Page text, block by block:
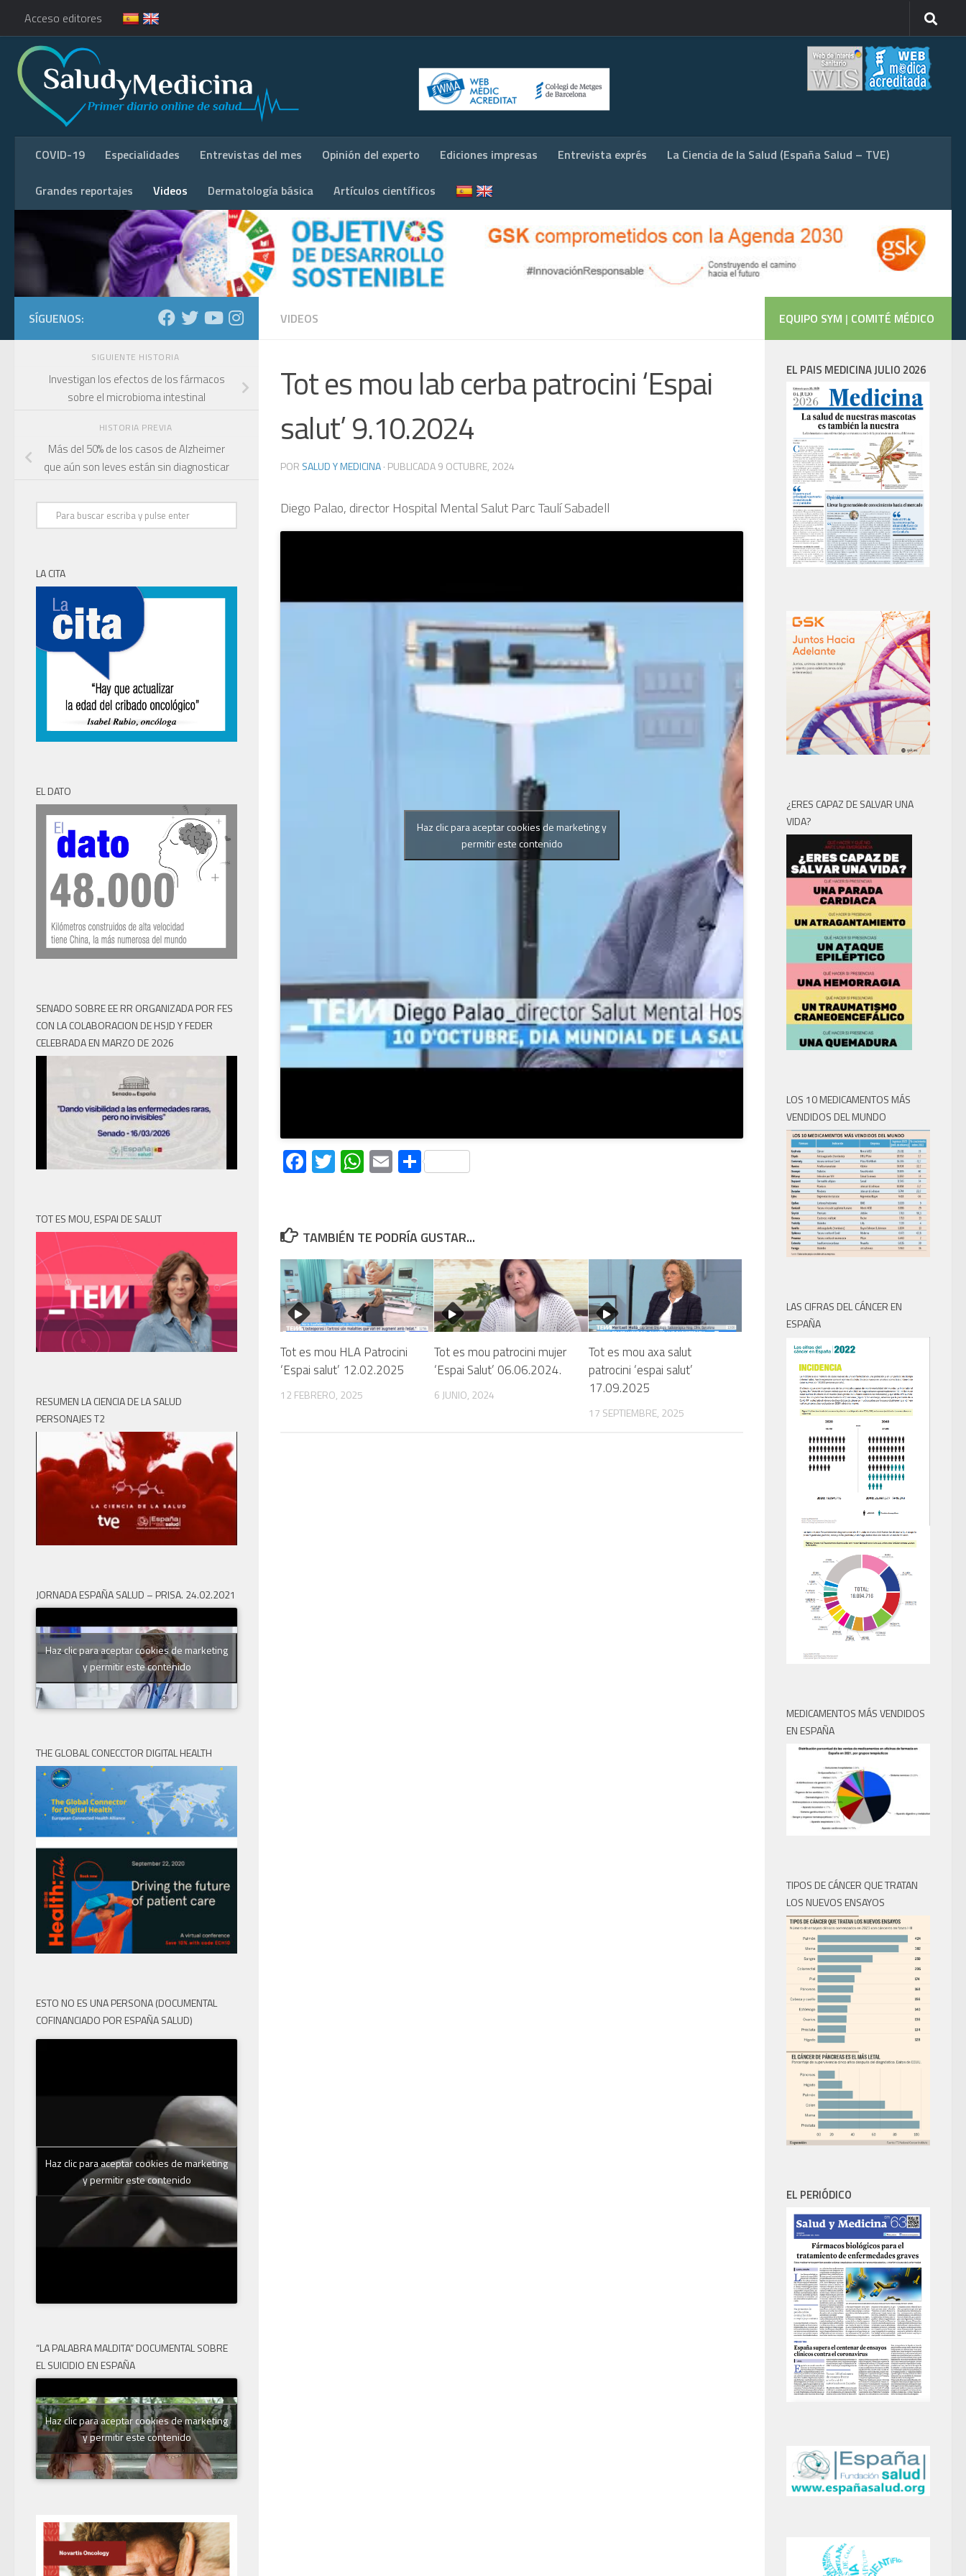
Acceso editores
COVID-19 Especialidades Entrevistas del mes Opinión del experto Ediciones impresas Entrevista exprés La Ciencia de la Salud (España Salud – TVE)
Grandes reportajes Videos Dermatología básica Artículos científicos
VIDEOS
Tot es mou lab cerba patrocini ‘Espai
salut’ 9.10.2024
POR SALUD Y MEDICINA· PUBLICADA9 OCTUBRE, 2024
Diego Palao, director Hospital Mental Salut Parc Taulí Sabadell
Haz clic para aceptar cookies de marketing y
permitir este contenido
Facebook
Twitter
WhatsApp
EmailCompartir
TAMBIÉN TE PODRÍA GUSTAR...
Tot es mou HLA Patrocini
‘Espai salut’ 12.02.2025
12 FEBRERO, 2025
Tot es mou patrocini mujer
‘Espai Salut’ 06.06.2024.
6 JUNIO, 2024
Tot es mou axa salut
patrocini ‘espai salut’
17.09.2025
17 SEPTIEMBRE, 2025
SÍGUENOS:
SIGUIENTE HISTORIA
Investigan los efectos de los fármacos
sobre el microbioma intestinal
HISTORIA PREVIA
Más del 50% de los casos de Alzheimer
que aún son leves están sin diagnosticar
LA CITA
EL DATO
SENADO SOBRE EE RR ORGANIZADA POR FES
CON LA COLABORACION DE HSJD Y FEDER
CELEBRADA EN MARZO DE 2026
TOT ES MOU, ESPAI DE SALUT
RESUMEN LA CIENCIA DE LA SALUD
PERSONAJES T2
JORNADA ESPAÑA SALUD – PRISA. 24.02.2021
Haz clic para aceptar cookies de marketing
y permitir este contenido
THE GLOBAL CONECCTOR DIGITAL HEALTH
ESTO NO ES UNA PERSONA (DOCUMENTAL
COFINANCIADO POR ESPAÑA SALUD)
Haz clic para aceptar cookies de marketing
y permitir este contenido
“LA PALABRA MALDITA” DOCUMENTAL SOBRE
EL SUICIDIO EN ESPAÑA
Haz clic para aceptar cookies de marketing
y permitir este contenido
EQUIPO SYM | COMITÉ MÉDICO
EL PAIS MEDICINA JULIO 2026
¿ERES CAPAZ DE SALVAR UNA
VIDA?
LOS 10 MEDICAMENTOS MÁS
VENDIDOS DEL MUNDO
LAS CIFRAS DEL CÁNCER EN
ESPAÑA
MEDICAMENTOS MÁS VENDIDOS
EN ESPAÑA
TIPOS DE CÁNCER QUE TRATAN
LOS NUEVOS ENSAYOS
EL PERIÓDICO